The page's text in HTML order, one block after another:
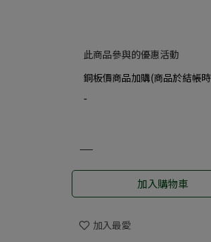
此商品參與的優惠活動
銅板價商品加購(商品於結帳
-
加入購物車
加入最愛